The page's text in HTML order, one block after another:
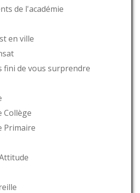
de l'académie
en ville
fini de vous surprendre
Collège
Primaire